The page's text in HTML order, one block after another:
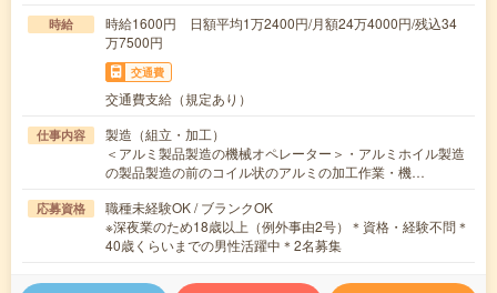
時給
時給1600円 日額平均1万2400円/月額24万4000円/残込34
万7500円
交通費
交通費支給（規定あり）
仕事内容
製造（組立・加工）
＜アルミ製品製造の機械オペレーター＞・アルミホイル製造
の製品製造の前のコイル状のアルミの加工作業・機…
応募資格
職種未経験OK / ブランクOK
※深夜業のため18歳以上（例外事由2号）＊資格・経験不問＊
40歳くらいまでの男性活躍中＊2名募集